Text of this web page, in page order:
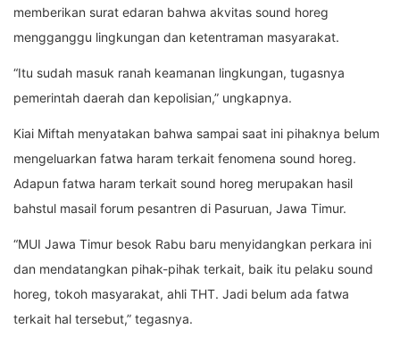
memberikan surat edaran bahwa akvitas sound horeg
mengganggu lingkungan dan ketentraman masyarakat.
“Itu sudah masuk ranah keamanan lingkungan, tugasnya
pemerintah daerah dan kepolisian,” ungkapnya.
Kiai Miftah menyatakan bahwa sampai saat ini pihaknya belum
mengeluarkan fatwa haram terkait fenomena sound horeg.
Adapun fatwa haram terkait sound horeg merupakan hasil
bahstul masail forum pesantren di Pasuruan, Jawa Timur.
“MUI Jawa Timur besok Rabu baru menyidangkan perkara ini
dan mendatangkan pihak-pihak terkait, baik itu pelaku sound
horeg, tokoh masyarakat, ahli THT. Jadi belum ada fatwa
terkait hal tersebut,” tegasnya.